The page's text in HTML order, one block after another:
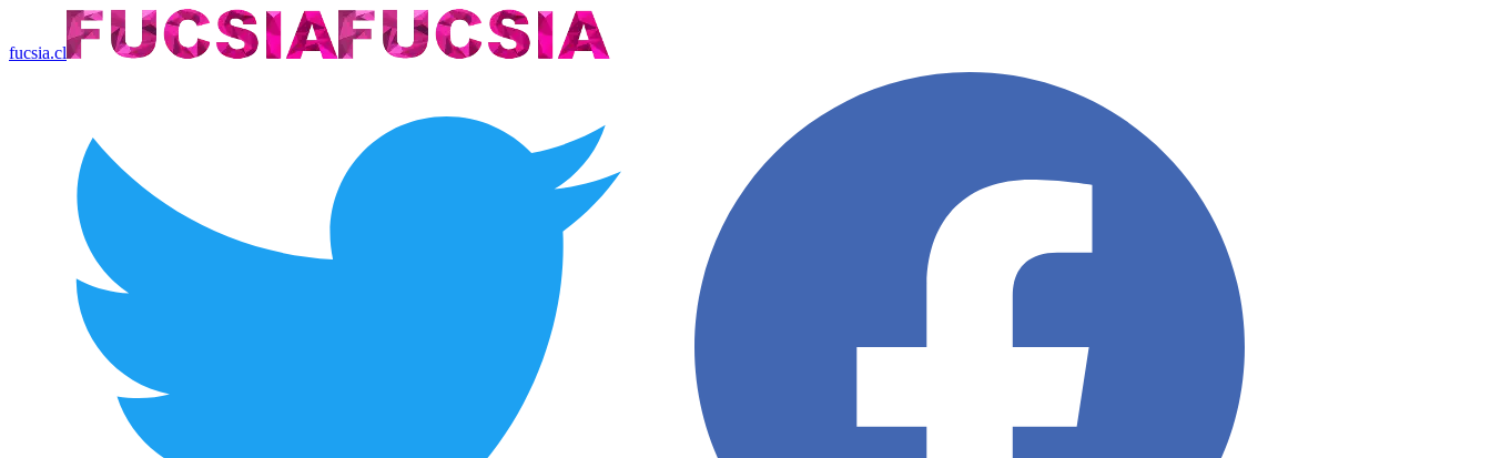
fucsia.cl